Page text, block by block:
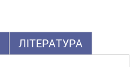
ЛІТЕРАТУРА